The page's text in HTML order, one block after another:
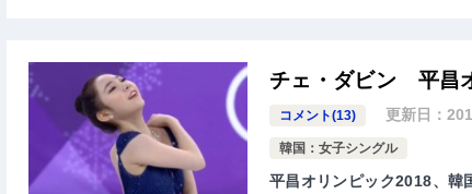
チェ・ダビン 平昌
コメント(13) 更新日：
韓国：女子シングル
平昌オリンピック2018、